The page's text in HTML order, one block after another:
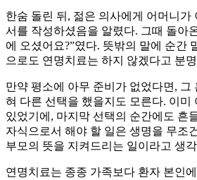
한숨 돌린 뒤, 젊은 의사에게 어머니가
서를 작성하셨음을 알렸다. 그때 돌아
에 오셨어요?”였다. 뜻밖의 말에 순간
으로도 연명치료는 하지 않겠다고 분
만약 평소에 아무 준비가 없었다면, 그
혀 다른 선택을 했을지도 모른다. 이미
있었기에, 마지막 선택의 순간에도 흔
자식으로서 해야 할 일은 생명을 무조
부모의 뜻을 지켜드리는 일이라고 생
연명치료는 종종 가족보다 환자 본인